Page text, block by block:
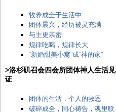
牧养成全于生活中
团体晨兴，经历被灵充满
与主更亲密
规律吃喝，规律长大
“新婚甜美小窝”成“神的家”
>洛杉矶召会四会所团体神人生活见
证
团体的生活，个人的救恩
破碎成全，同心祷告，魂里联